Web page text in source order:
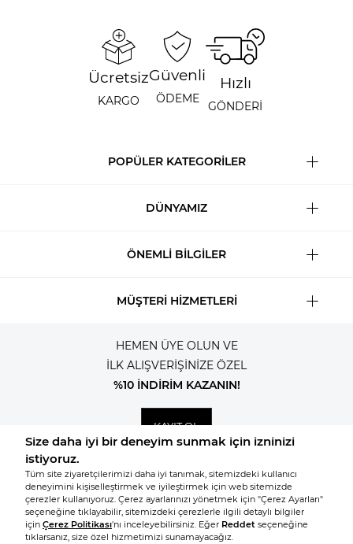
Ücretsiz
KARGO
Güvenli
ÖDEME
Hızlı
GÖNDERİ
POPÜLER KATEGORİLER
DÜNYAMIZ
ÖNEMLİ BİLGİLER
MÜŞTERİ HİZMETLERİ
HEMEN ÜYE OLUN VE
İLK ALIŞVERİŞİNİZE ÖZEL
%10 İNDİRİM KAZANIN!
KAYIT OL